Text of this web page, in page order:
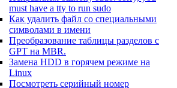
must have a tty to run sudo
Как удалить файл со специальными
символами в имени
Преобразование таблицы разделов с
GPT на MBR.
Замена HDD в горячем режиме на
Linux
Посмотреть серийный номер